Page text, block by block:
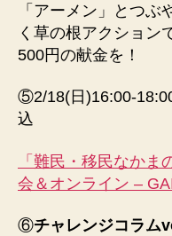
「アーメン」とつ
く草の根アクション
500円の献金を！
⑤2/18(日)16:00-
込
「難民・移民なか
会＆オンライン –
⑥チャレンジコラ